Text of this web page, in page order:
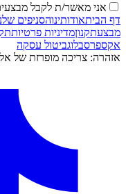
אני מאשר/ת לקבל
דף הביתאודותינוהסניפים
מבצעתקנוןמדיניות פרטיות
אקספרסבלוגביטול עסקה
אזהרה: צריכה מופרזת של